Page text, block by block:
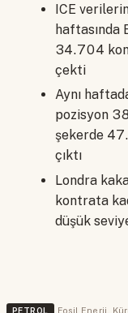
ICE
haftasında
34.704
çekti
Aynı
pozisyon
şekerde
çıktı
Londra
kontrata
düşük
PETROL Fosil Enerji